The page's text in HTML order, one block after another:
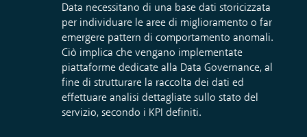
Data necessitano di una base dati storicizzata
per individuare le aree di miglioramento o far
emergere pattern di comportamento anomali.
Ciò implica che vengano implementate
piattaforme dedicate alla Data Governance, al
fine di strutturare la raccolta dei dati ed
effettuare analisi dettagliate sullo stato del
servizio, secondo i KPI definiti.